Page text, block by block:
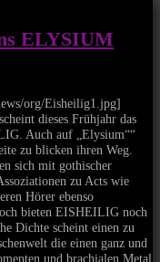
ELYSIUM
org/Eisheilig1.jpg]
dieses Frühjahr das
Auch auf „Elysium““
zu blicken ihren Weg.
sich mit gothischer
zu Acts wie
Hörer ebenso
bieten EISHEILIG noch
Dichte scheint einen zu
die einen ganz und
und brachialen Metal